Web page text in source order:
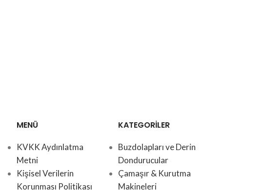
MENÜ
KVKK Aydınlatma
Metni
Kişisel Verilerin
Korunması Politikası
KATEGORİLER
Buzdolapları ve Derin
Dondurucular
Çamaşır & Kurutma
Makineleri